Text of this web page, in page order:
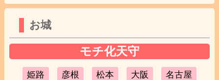
お城
モチ化天守
姫路 彦根 松本 大阪 名古屋